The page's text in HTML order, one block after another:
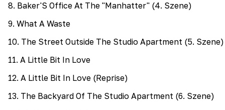
8. Baker'S Office At The "Manhatter" (4. Szene)
9. What A Waste
10. The Street Outside The Studio Apartment (5. Szene)
11. A Little Bit In Love
12. A Little Bit In Love (Reprise)
13. The Backyard Of The Studio Apartment (6. Szene)